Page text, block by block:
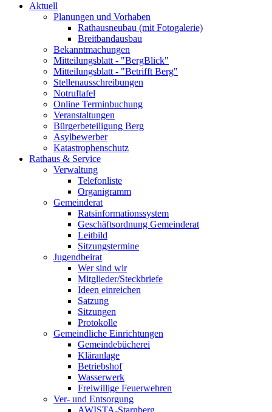
Aktuell
Planungen und Vorhaben
Rathausneubau (mit Fotogalerie)
Breitbandausbau
Bekanntmachungen
Mitteilungsblatt - "BergBlick"
Mitteilungsblatt - "Betrifft Berg"
Stellenausschreibungen
Notruftafel
Online Terminbuchung
Veranstaltungen
Bürgerbeteiligung Berg
Asylbewerber
Katastrophenschutz
Rathaus & Service
Verwaltung
Telefonliste
Organigramm
Gemeinderat
Ratsinformationssystem
Geschäftsordnung Gemeinderat
Leitbild
Sitzungstermine
Jugendbeirat
Wer sind wir
Mitglieder/Steckbriefe
Ideen einreichen
Satzung
Sitzungen
Protokolle
Gemeindliche Einrichtungen
Gemeindebücherei
Kläranlage
Betriebshof
Wasserwerk
Freiwillige Feuerwehren
Ver- und Entsorgung
AWISTA-Starnberg